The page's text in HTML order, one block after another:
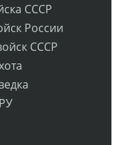
СССР
России
СССР